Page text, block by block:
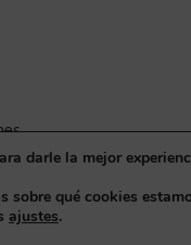
a compradores
darle la mejor
sobre qué cookies
ajustes.